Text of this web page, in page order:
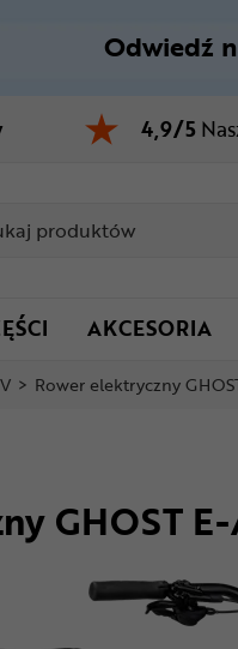
Odwiedź
4,9/5
AKCESORIA
> Rower elektryczny
GHOST